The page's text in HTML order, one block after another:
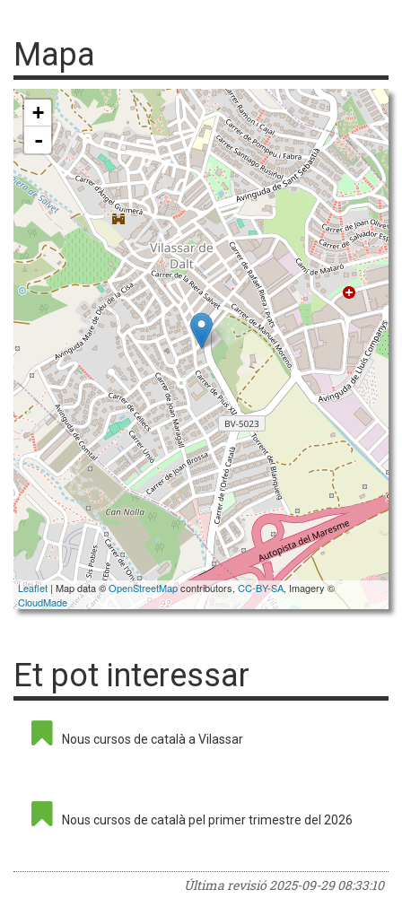
Mapa
+
-
Leaflet | Map data ©OpenStreetMapcontributors, CC-BY-SA, Imagery ©
CloudMade
Et pot interessar
Nous cursos de català a Vilassar
Nous cursos de català pel primer trimestre del 2026
Última revisió2025-09-29 08:33:10